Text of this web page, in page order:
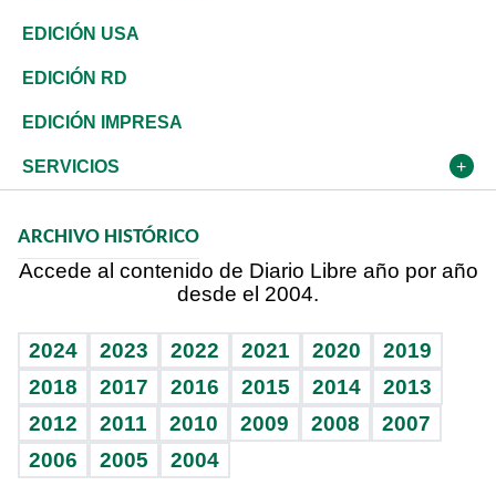
Reportajes
África
Ocenanía
Caribe
Resto del mundo
Vivienda
Telecom.
Global y variable
Economía personal
Buena Vida
Sociales
Novedades
Podcast Arte Libre
Vida y familia
Eñe
Celebrando la vida
Sin complejos
Ciclismo
Tenis
Olimpismo
Más deportes
BRV
TBT Deportivo
De buena tinta
En Directo
Frente al Statu Quo
El Espía
Más firmas
Tecnología
Historia
Despertando al gigante
Cambio climático
Economía
Revista
Deportes
Opinión
Hecho en casa
Guía del dinero
EDICIÓN USA
EDICIÓN RD
EDICIÓN IMPRESA
SERVICIOS
Cumpleaños
Horóscopos
Juegos
ARCHIVO HISTÓRICO
Accede al contenido de Diario Libre año por año
desde el 2004.
2024 2023 2022 2021 2020
2019
2018
2017 2016 2015 2014
2013
2012
2011 2010 2009 2008
2007
2006
2005 2004